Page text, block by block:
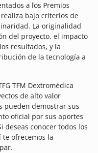
a los Premios
realiza bajo criterios de
La originalidad
del proyecto, el impacto
resultados, y la
de la tecnología a
TFM Dextromédica
de alto valor
pueden demostrar sus
oficial por sus aportes
deseas conocer todos los
ofrecemos la